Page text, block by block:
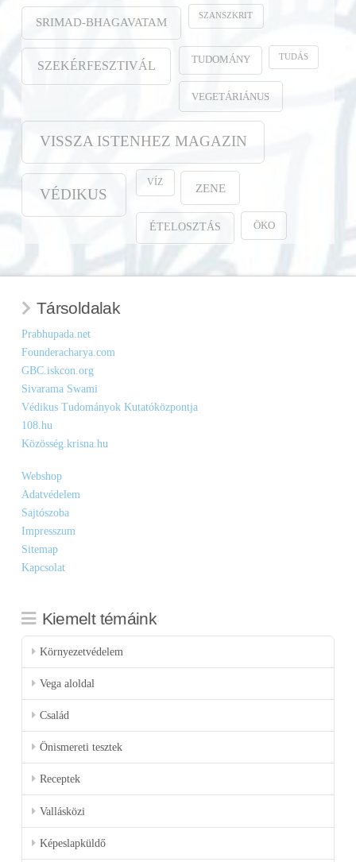
SRIMAD-BHAGAVATAM SZANSZKRIT
SZEKÉRFESZTIVÁL TUDOMÁNY TUDÁS
VEGETÁRIÁNUS
VISSZA ISTENHEZ MAGAZIN
VÉDIKUS
VÍZ ZENE
ÉTELOSZTÁS ÖKO
Társoldalak
Prabhupada.net
Founderacharya.com
GBC.iskcon.org
Sivarama Swami
Védikus Tudományok Kutatóközpontja
108.hu
Közösség.krisna.hu
Webshop
Adatvédelem
Sajtószoba
Impresszum
Sitemap
Kapcsolat
Kiemelt témáink
Környezetvédelem
Vega aloldal
Család
Önismereti tesztek
Receptek
Vallásközi
Képeslapküldő